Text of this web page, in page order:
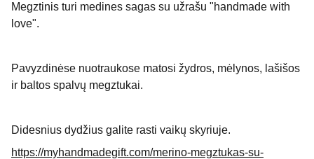
Megztinis turi medines sagas su užrašu "handmade with
love".
Pavyzdinėse nuotraukose matosi žydros, mėlynos, lašišos
ir baltos spalvų megztukai.
Didesnius dydžius galite rasti vaikų skyriuje.
https://myhandmadegift.com/merino-megztukas-su-